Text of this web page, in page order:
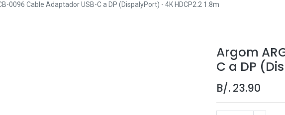
0096 Cable Adaptador USB-C a DP (DispalyPort) - 4K HDCP2.2 1.8m
Argom
C a DP
B/. 23.90